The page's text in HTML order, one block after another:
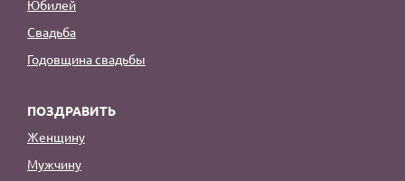
Юбилей
Свадьба
Годовщина свадьбы
ПОЗДРАВИТЬ
Женщину
Мужчину